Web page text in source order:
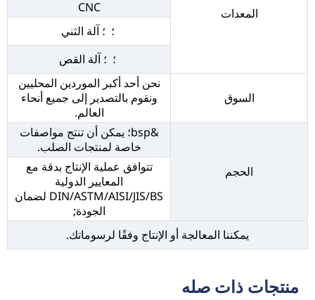
المعدات
CNC
؛ ؛ آلة الثني
؛ ؛ آلة القص
السوق
نحن أحد أكبر الموردين المحليين
ونقوم بالتصدير إلى جميع أنحاء
العالم.
الحجم
&bsp؛ يمكن أن تنتج مواصفات
خاصة لمنتجات الصلب.
تتوافق عملية الإنتاج بدقة مع
المعايير الدولية
DIN/ASTM/AISI/JIS/BS لضمان
الجودة;
يمكننا المعالجة أو الإنتاج وفقًا لرسوماتك.
منتجات ذات صله